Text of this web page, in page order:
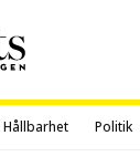
Hållbarhet Politik